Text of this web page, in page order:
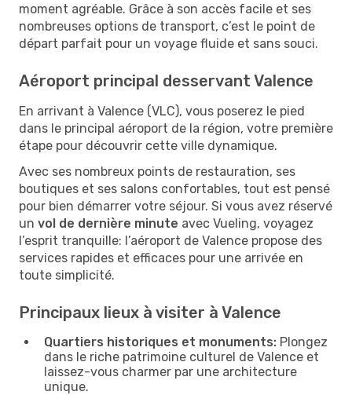
moment agréable. Grâce à son accès facile et ses
nombreuses options de transport, c’est le point de
départ parfait pour un voyage fluide et sans souci.
Aéroport principal desservant Valence
En arrivant à Valence (VLC), vous poserez le pied
dans le principal aéroport de la région, votre première
étape pour découvrir cette ville dynamique.
Avec ses nombreux points de restauration, ses
boutiques et ses salons confortables, tout est pensé
pour bien démarrer votre séjour. Si vous avez réservé
un vol de dernière minute avec Vueling, voyagez
l’esprit tranquille: l’aéroport de Valence propose des
services rapides et efficaces pour une arrivée en
toute simplicité.
Principaux lieux à visiter à Valence
Quartiers historiques et monuments: Plongez
dans le riche patrimoine culturel de Valence et
laissez-vous charmer par une architecture
unique.